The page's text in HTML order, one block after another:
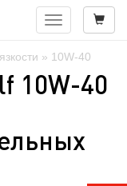
» 10W-40
10W-40
Навигация